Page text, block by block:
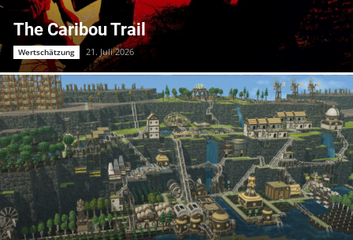
The Caribou Trail
Wertschätzung 21. Juli 2026